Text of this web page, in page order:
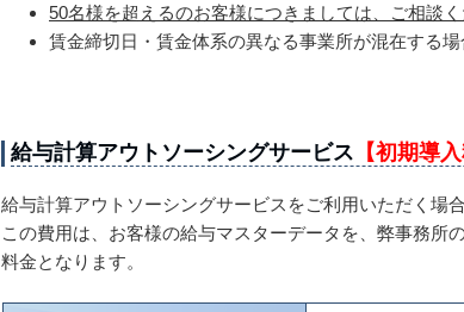
50名様を超えるのお客様につきましては、ご相談く
賃金締切日・賃金体系の異なる事業所が混在する場
給与計算アウトソーシングサービス 【初期導入
給与計算アウトソーシングサービスをご利用いただく場
この費用は、お客様の給与マスターデータを、弊事務所
料金となります。